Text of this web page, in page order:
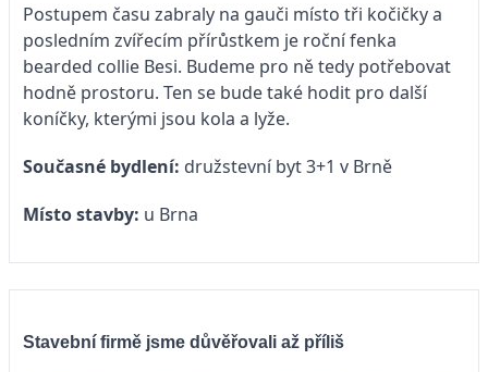
Postupem času zabraly na gauči místo tři kočičky a
posledním zvířecím přírůstkem je roční fenka
bearded collie Besi. Budeme pro ně tedy potřebovat
hodně prostoru. Ten se bude také hodit pro další
koníčky, kterými jsou kola a lyže.
Současné bydlení: družstevní byt 3+1 v Brně
Místo stavby: u Brna
Stavební firmě jsme důvěřovali až příliš